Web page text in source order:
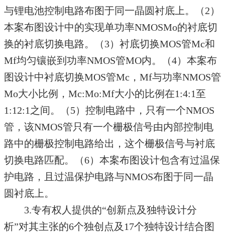
与锂电池控制电路布图于同一晶圆衬底上。（2）
本案布图设计中的实现单功率NMOSMo的衬底切
换的衬底切换电路。（3）衬底切换MOS管Mc和
Mf均匀镶嵌到功率NMOS管MO内。（4）本案布
图设计中衬底切换MOS管Mc，Mf与功率NMOS管
Mo大小比例，Mc:Mo:Mf大小的比例在1:4:1至
1:12:1之间。（5）控制电路中，只有一个NMOS
管，该NMOS管只有一个栅极信号由内部控制电
路中的栅极控制电路给出，这个栅极信号与衬底
切换电路匹配。（6）本案布图设计包含有过温保
护电路，且过温保护电路与NMOS布图于同一晶
圆衬底上。
3.专有权人提供的“创新点及独特设计分
析”对其主张的6个独创点及17个独特设计结合图